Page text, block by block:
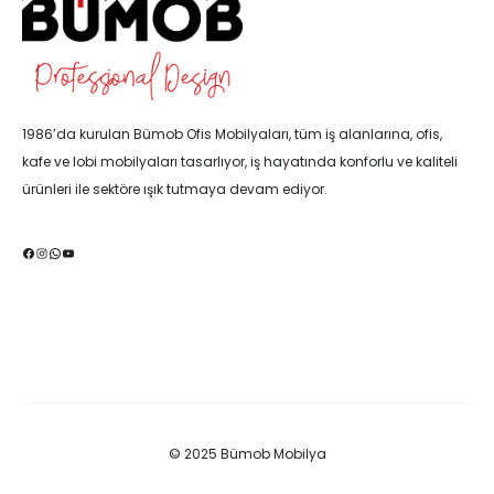
1986’da kurulan Bümob Ofis Mobilyaları, tüm iş alanlarına, ofis,
kafe ve lobi mobilyaları tasarlıyor, iş hayatında konforlu ve kaliteli
ürünleri ile sektöre ışık tutmaya devam ediyor.
Facebook
Instagram
WhatsApp
YouTube
© 2025 Bümob Mobilya